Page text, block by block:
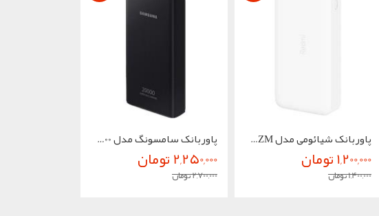
پاوربانک سامسونگ مدل EB-P5300 ظرفیت...
2,250,000 تومان
2,700,000 تومان
پاوربانک شیائومی مدل Redmi PB200LZM...
1,200,000 تومان
1,400,000 تومان